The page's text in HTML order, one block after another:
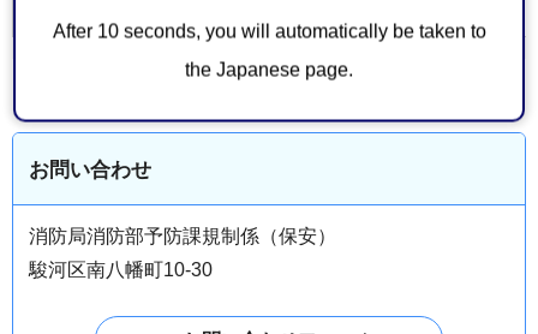
After 10 seconds, you will automatically be taken to
the Japanese page.
お問い合わせ
消防局消防部予防課規制係（保安）
駿河区南八幡町10-30